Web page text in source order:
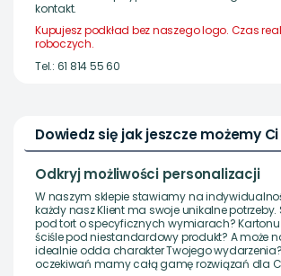
kontakt.
Kupujesz podkład bez naszego logo. Czas
roboczych.
Tel.: 61 814 55 60
Dowiedz się jak jeszcze możemy
Odkryj możliwości personalizacji
W naszym sklepie stawiamy na
każdy nasz Klient ma swoje unikalne potrzeby.
pod tort o specyficznych wymiarach?
ściśle pod niestandardowy produkt? A może
idealnie odda charakter Twojego
oczekiwań mamy całą gamę rozwiązań dla